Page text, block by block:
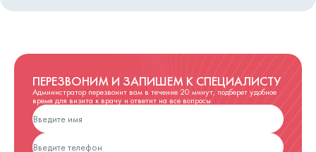
ПЕРЕЗВОНИМ И ЗАПИШЕМ К СПЕЦИАЛИСТУ
Администратор перезвонит вам в течение 20 минут, подберет удобное
время для визита к врачу и ответит на все вопросы